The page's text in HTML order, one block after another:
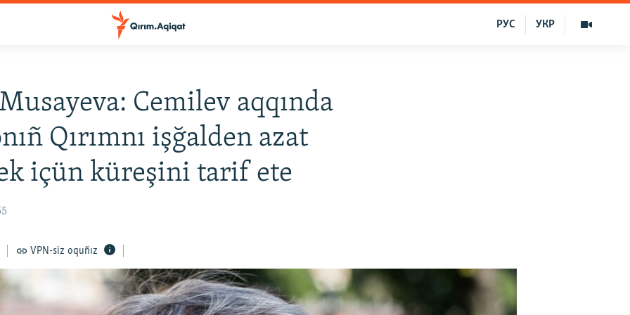
УКР
РУС
Cemilev aqqında
Qırımnı işğalden azat
içün küreşini tarif ete
VPN-siz oquñız